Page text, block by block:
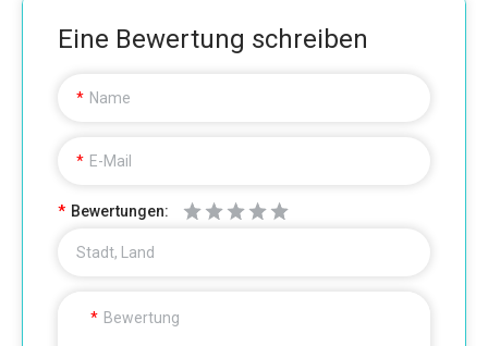
Eine Bewertung schreiben
Name
E-Mail
Bewertungen:
Stadt, Land
Bewertung